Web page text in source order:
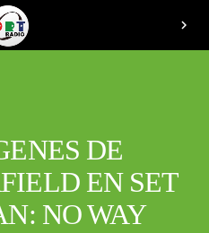
chevron_right
DE
EN SET
NO WAY